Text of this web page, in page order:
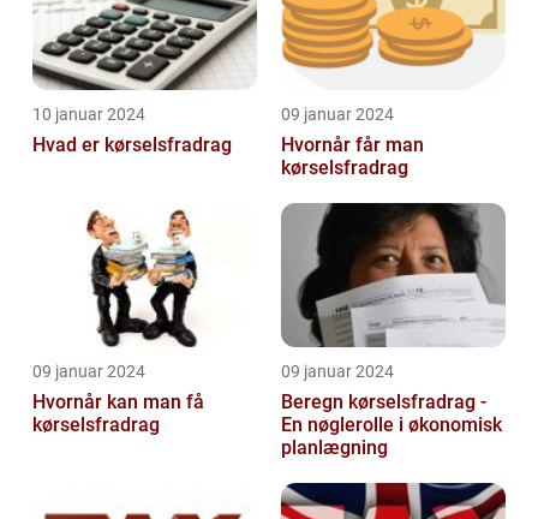
10 januar 2024
Hvad er kørselsfradrag
09 januar 2024
Hvornår får man
kørselsfradrag
09 januar 2024
Hvornår kan man få
kørselsfradrag
09 januar 2024
Beregn kørselsfradrag -
En nøglerolle i økonomisk
planlægning